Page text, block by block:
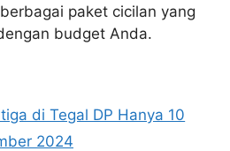
paket cicilan yang
budget Anda.
di Tegal DP Hanya 10
2024